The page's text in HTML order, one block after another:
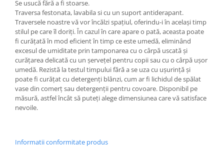
Se usucă fără a fi stoarse.
Traversa festonata, lavabila si cu un suport antiderapant.
Traversele noastre vă vor încălzi spațiul, oferindu-i în același timp
stilul pe care îl doriți. În cazul în care apare o pată, aceasta poate
fi curățată în mod eficient în timp ce este umedă, eliminând
excesul de umiditate prin tamponarea cu o cârpă uscată și
curățarea delicată cu un șervețel pentru copii sau cu o cârpă ușor
umedă. Rezistă la testul timpului fără a se uza cu ușurință și
poate fi curățat cu detergenți blânzi, cum ar fi lichidul de spălat
vase din comerț sau detergenții pentru covoare. Disponibil pe
măsură, astfel încât să puteți alege dimensiunea care vă satisface
nevoile.
Informatii conformitate produs